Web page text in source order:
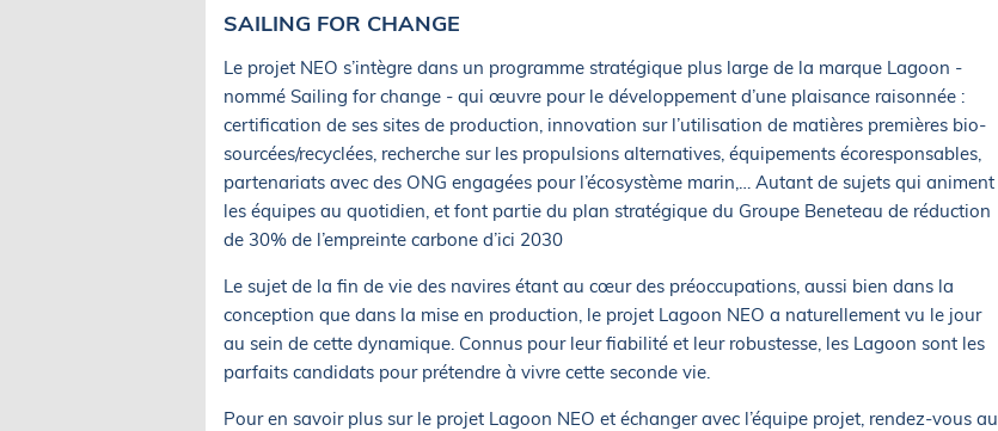
SAILING FOR CHANGE
Le projet NEO s’intègre dans un programme stratégique plus large de la marque Lagoon -
nommé Sailing for change - qui œuvre pour le développement d’une plaisance raisonnée :
certification de ses sites de production, innovation sur l’utilisation de matières premières bio-
sourcées/recyclées, recherche sur les propulsions alternatives, équipements écoresponsables,
partenariats avec des ONG engagées pour l’écosystème marin,… Autant de sujets qui animent
les équipes au quotidien, et font partie du plan stratégique du Groupe Beneteau de réduction
de 30% de l’empreinte carbone d’ici 2030
Le sujet de la fin de vie des navires étant au cœur des préoccupations, aussi bien dans la
conception que dans la mise en production, le projet Lagoon NEO a naturellement vu le jour
au sein de cette dynamique. Connus pour leur fiabilité et leur robustesse, les Lagoon sont les
parfaits candidats pour prétendre à vivre cette seconde vie.
Pour en savoir plus sur le projet Lagoon NEO et échanger avec l’équipe projet, rendez-vous au